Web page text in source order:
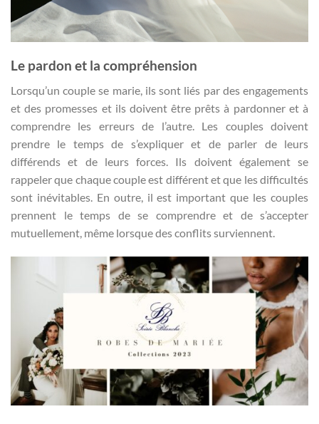
Le pardon et la compréhension
Lorsqu’un couple se marie, ils sont liés par des engagements
et des promesses et ils doivent être prêts à pardonner et à
comprendre les erreurs de l’autre. Les couples doivent
prendre le temps de s’expliquer et de parler de leurs
différends et de leurs forces. Ils doivent également se
rappeler que chaque couple est différent et que les difficultés
sont inévitables. En outre, il est important que les couples
prennent le temps de se comprendre et de s’accepter
mutuellement, même lorsque des conflits surviennent.